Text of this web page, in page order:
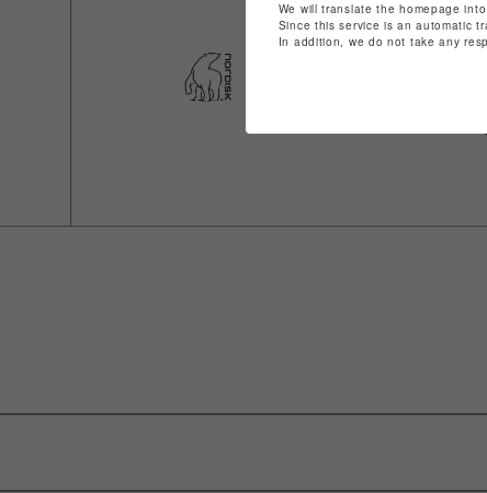
We will translate the homepage
Since this service is an automatic
In addition, we do not take any